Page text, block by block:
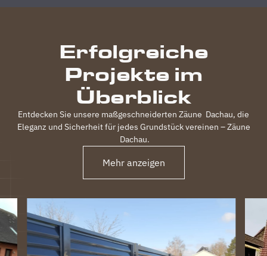
durchgeführt,
Einfahrtstor
und 2
Gartentüren,
waren
120m
Zaun in 3
Tagen
einfach
ist der
Erfolgreiche
Projekte im
Überblick
Entdecken Sie unsere maßgeschneiderten Zäune Dachau, die
Eleganz und Sicherheit für jedes Grundstück vereinen – Zäune
Dachau.
Mehr anzeigen